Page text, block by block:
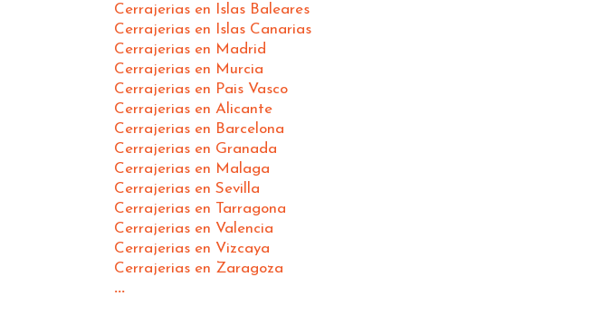
Cerrajerias en Islas Baleares
Cerrajerias en Islas Canarias
Cerrajerias en Madrid
Cerrajerias en Murcia
Cerrajerias en Pais Vasco
Cerrajerias en Alicante
Cerrajerias en Barcelona
Cerrajerias en Granada
Cerrajerias en Malaga
Cerrajerias en Sevilla
Cerrajerias en Tarragona
Cerrajerias en Valencia
Cerrajerias en Vizcaya
Cerrajerias en Zaragoza
...